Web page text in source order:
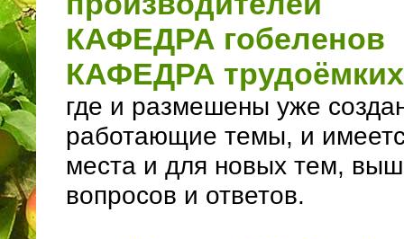
КАФЕДРА гобеленов
КАФЕДРА
где и размешены уже
работающие темы, и
места и для новых тем,
вопросов и ответов.